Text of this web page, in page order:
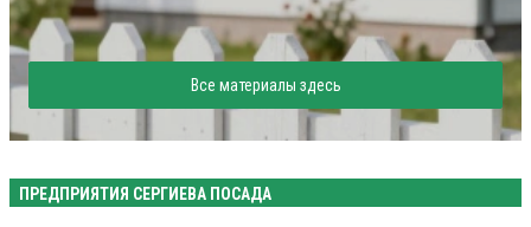
Все материалы здесь
ПРЕДПРИЯТИЯ СЕРГИЕВА ПОСАДА